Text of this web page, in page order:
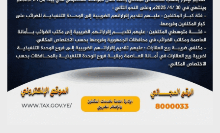
مؤتمر صحفي لمركز عين الإنسانية حول جرائم تحالف العدوان
على اليمن
يوليو 27, 2026
تستمعون لبرنامج (مع السيد القائد)
يوليو 26, 2026